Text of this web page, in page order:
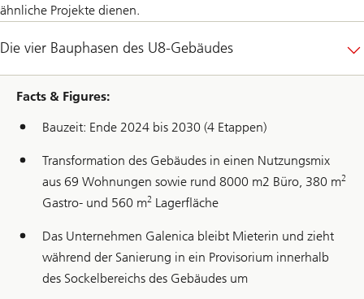
ähnliche Projekte dienen.
Die vier Bauphasen des U8-Gebäudes
Facts & Figures:
Bauzeit: Ende 2024 bis 2030 (4 Etappen)
Transformation des Gebäudes in einen Nutzungsmix
aus 69 Wohnungen sowie rund 8000 m2 Büro, 380 m2
Gastro- und 560 m2 Lagerfläche
Das Unternehmen Galenica bleibt Mieterin und zieht
während der Sanierung in ein Provisorium innerhalb
des Sockelbereichs des Gebäudes um